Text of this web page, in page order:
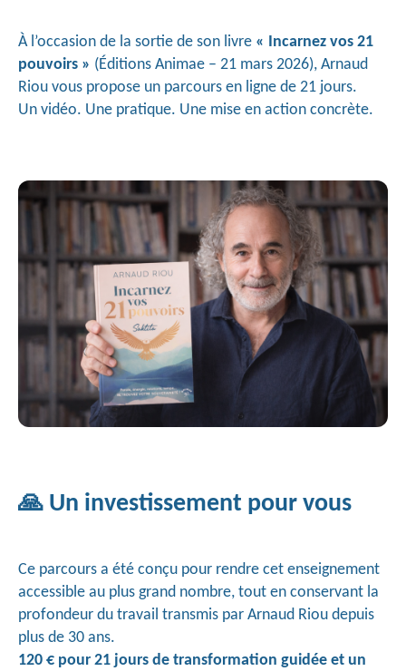
À l’occasion de la sortie de son livre « Incarnez vos 21
pouvoirs » (Éditions Animae – 21 mars 2026), Arnaud
Riou vous propose un parcours en ligne de 21 jours.
Un vidéo. Une pratique. Une mise en action concrète.
🙏 Un investissement pour vous
Ce parcours a été conçu pour rendre cet enseignement
accessible au plus grand nombre, tout en conservant la
profondeur du travail transmis par Arnaud Riou depuis
plus de 30 ans.
120 € pour 21 jours de transformation guidée et un